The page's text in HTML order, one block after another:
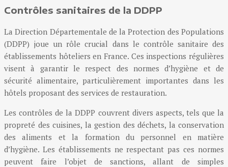
Contrôles sanitaires de la DDPP
La Direction Départementale de la Protection des Populations
(DDPP) joue un rôle crucial dans le contrôle sanitaire des
établissements hôteliers en France. Ces inspections régulières
visent à garantir le respect des normes d’hygiène et de
sécurité alimentaire, particulièrement importantes dans les
hôtels proposant des services de restauration.
Les contrôles de la DDPP couvrent divers aspects, tels que la
propreté des cuisines, la gestion des déchets, la conservation
des aliments et la formation du personnel en matière
d’hygiène. Les établissements ne respectant pas ces normes
peuvent faire l’objet de sanctions, allant de simples